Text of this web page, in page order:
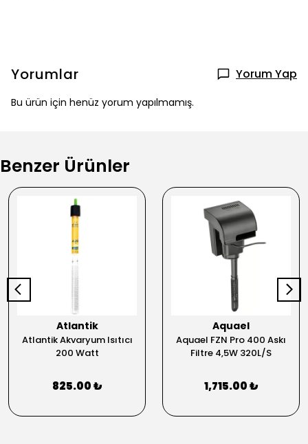
Yorumlar Yorum Yap
Bu ürün için henüz yorum yapılmamış.
Benzer Ürünler
Atlantik
Atlantik Akvaryum Isıtıcı
200 Watt
825.00 ₺
Aquael
Aquael FZN Pro 400 Askı
Filtre 4,5W 320L/S
1,715.00 ₺